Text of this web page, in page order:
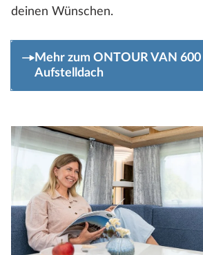
deinen Wünschen.
Mehr zum ONTOUR VAN
Aufstelldach